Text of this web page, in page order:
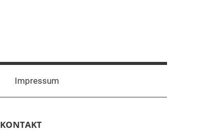
Impressum
KONTAKT